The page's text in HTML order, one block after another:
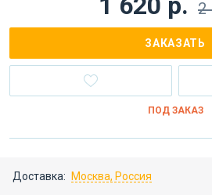
2
ЗАКАЗАТЬ
ПОД ЗАКАЗ
Доставка: Москва, Россия